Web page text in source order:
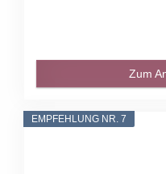
Zum
EMPFEHLUNG NR. 7